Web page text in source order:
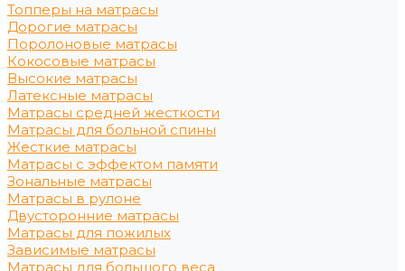
Топперы на матрасы
Дорогие матрасы
Поролоновые матрасы
Кокосовые матрасы
Высокие матрасы
Латексные матрасы
Матрасы средней жесткости
Матрасы для больной спины
Жесткие матрасы
Матрасы с эффектом памяти
Зональные матрасы
Матрасы в рулоне
Двусторонние матрасы
Матрасы для пожилых
Зависимые матрасы
Матрасы для большого веса